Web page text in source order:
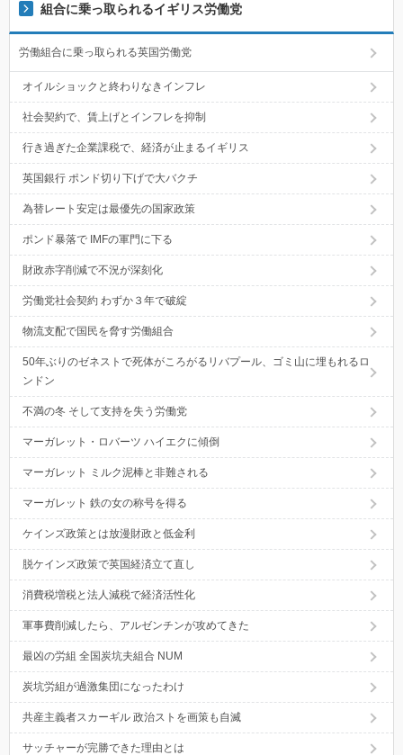
組合に乗っ取られるイギリス労働党
労働組合に乗っ取られる英国労働党
オイルショックと終わりなきインフレ
社会契約で、賃上げとインフレを抑制
行き過ぎた企業課税で、経済が止まるイギリス
英国銀行 ポンド切り下げで大バクチ
為替レート安定は最優先の国家政策
ポンド暴落で IMFの軍門に下る
財政赤字削減で不況が深刻化
労働党社会契約 わずか３年で破綻
物流支配で国民を脅す労働組合
50年ぶりのゼネストで死体がころがるリバプール、ゴミ山に埋もれるロ
ンドン
不満の冬 そして支持を失う労働党
マーガレット・ロバーツ ハイエクに傾倒
マーガレット ミルク泥棒と非難される
マーガレット 鉄の女の称号を得る
ケインズ政策とは放漫財政と低金利
脱ケインズ政策で英国経済立て直し
消費税増税と法人減税で経済活性化
軍事費削減したら、アルゼンチンが攻めてきた
最凶の労組 全国炭坑夫組合 NUM
炭坑労組が過激集団になったわけ
共産主義者スカーギル 政治ストを画策も自滅
サッチャーが完勝できた理由とは